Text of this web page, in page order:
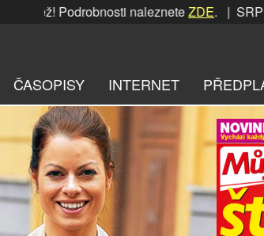
Podrobnosti nalezneteZDE. |
ČASOPISY INTERNET